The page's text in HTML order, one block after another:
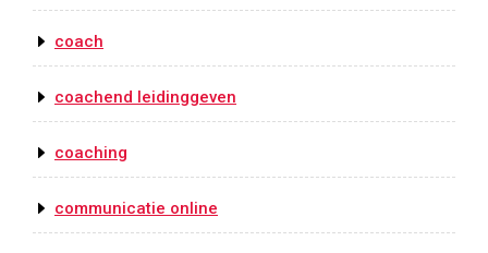
coach
coachend leidinggeven
coaching
communicatie online